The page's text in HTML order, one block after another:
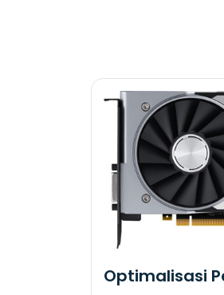
Optimalisasi